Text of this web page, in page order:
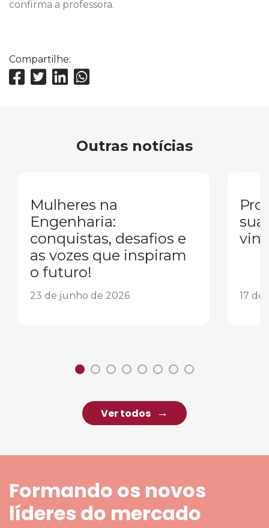
confirma a professora.
Compartilhe:
Outras notícias
Mulheres na
Engenharia:
conquistas, desafios e
as vozes que inspiram
o futuro!
23 de junho de 2026
sua
17 de
Ver todos
Formando os novos
líderes do mercado